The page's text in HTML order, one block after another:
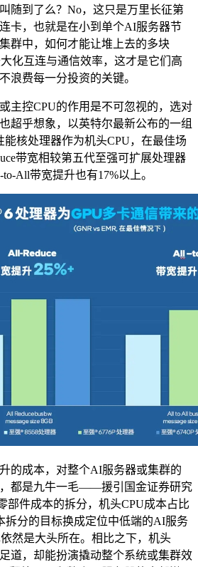
随到了么？No，这只是万里长征第
卡，也就是在小到单个AI服务器节
群中，如何才能让堆上去的多块
化互连与通信效率，这才是它们高
浪费每一分投资的关键。
主控CPU的作用是不可忽视的，选对
超乎想象，以英特尔最新公布的一组
核处理器作为机头CPU，在最佳场
带宽相较第五代至强可扩展处理器
All带宽提升也有17%以上。
的成本，对整个AI服务器或集群的
都是九牛一毛——援引国金证券研究
部件成本的拆分，机头CPU成本占比
拆分的目标换成定位中低端的AI服务
然是大头所在。相比之下，机头
道，却能扮演撬动整个系统或集群效